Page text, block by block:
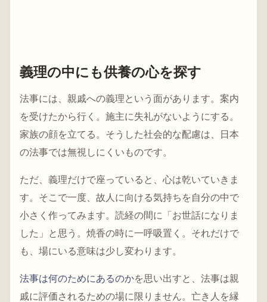
義理の中にも供養の心を探す
法事には、親戚への義理という面があります。案内
を受けたから行く。施主に失礼がないようにする。
家族の顔を立てる。そうした社会的な配慮は、日本
の法事では無視しにくいものです。
ただ、義理だけで座っていると、心は乾いていきま
す。そこで一度、故人に向ける気持ちを自分の中で
小さく作ってみます。読経の間に「お世話になりま
した」と思う。焼香の時に一呼吸置く。それだけで
も、場にいる意味は少し変わります。
法事は何のためにあるのかを思い出すと、法事は親
戚に評価されるための場に限りません。亡き人を縁